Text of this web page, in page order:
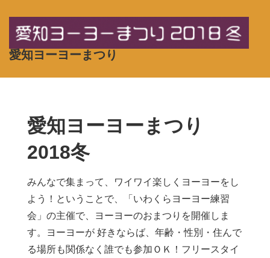
愛知ヨーヨーまつり
愛知ヨーヨーまつり
2018冬
みんなで集まって、ワイワイ楽しくヨーヨーをし
よう！ということで、「いわくらヨーヨー練習
会」の主催で、ヨーヨーのおまつりを開催しま
す。ヨーヨーが 好きならば、年齢・性別・住んで
る場所も関係なく誰でも参加ＯＫ！フリースタイ